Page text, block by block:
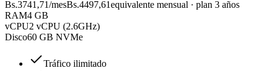
Bs.3741,71/mesBs.4497,61equivalente mensual · plan 3 años
RAM4 GB
vCPU2 vCPU (2.6GHz)
Disco60 GB NVMe
Tráfico ilimitado